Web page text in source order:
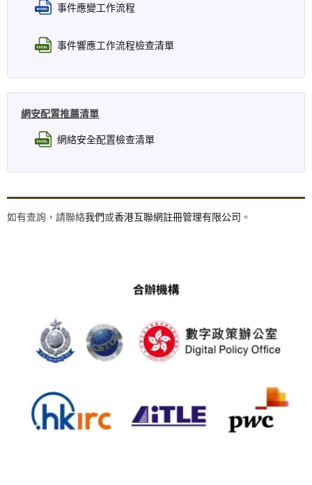
事件應變工作流程
事件響應工作流程檢查清單
網安配置推薦清單
網絡安全配置檢查清單
如有查詢，請聯絡我們或香港互聯網註冊管理有限公司 。